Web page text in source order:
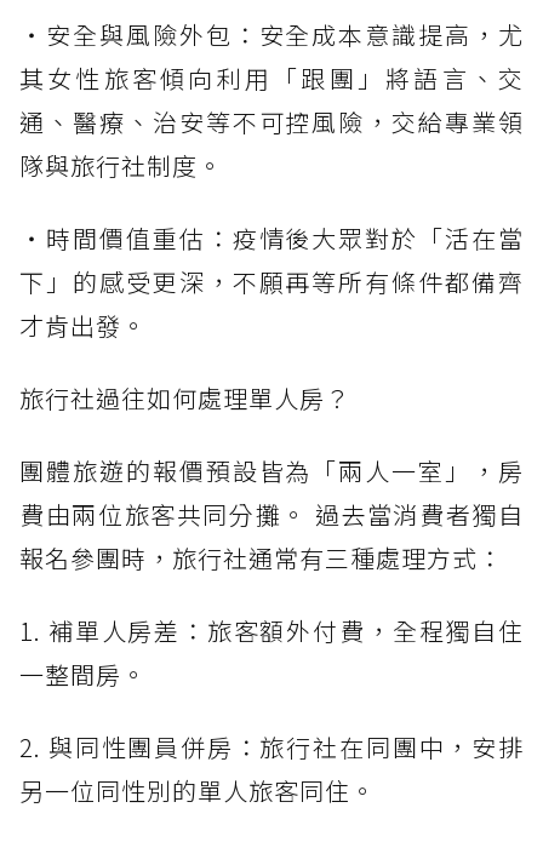
・安全與風險外包：安全成本意識提高，尤
其女性旅客傾向利用「跟團」將語言、交
通、醫療、治安等不可控風險，交給專業領
隊與旅行社制度。
・時間價值重估：疫情後大眾對於「活在當
下」的感受更深，不願再等所有條件都備齊
才肯出發。
旅行社過往如何處理單人房？
團體旅遊的報價預設皆為「兩人一室」，房
費由兩位旅客共同分攤。 過去當消費者獨自
報名參團時，旅行社通常有三種處理方式：
1. 補單人房差：旅客額外付費，全程獨自住
一整間房。
2. 與同性團員併房：旅行社在同團中，安排
另一位同性別的單人旅客同住。